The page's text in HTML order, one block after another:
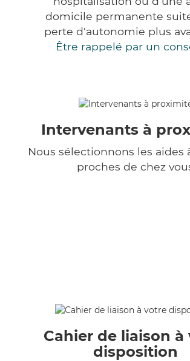
domicile permanente
perte d'autonomie plus
Être rappelé par un
Intervenants à
Nous sélectionnons les aides
proches de chez
Cahier de liaison à
disposition